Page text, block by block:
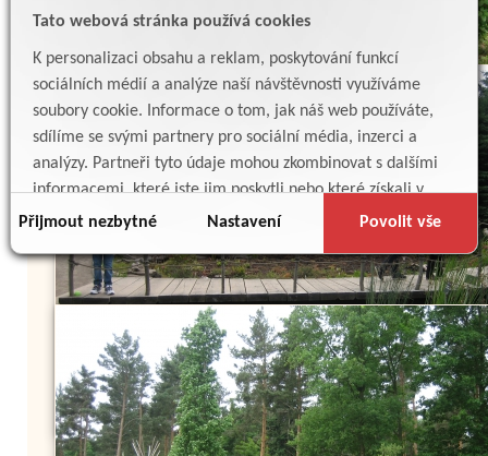
Tato webová stránka používá cookies
K personalizaci obsahu a reklam, poskytování funkcí
sociálních médií a analýze naší návštěvnosti využíváme
soubory cookie. Informace o tom, jak náš web používáte,
sdílíme se svými partnery pro sociální média, inzerci a
analýzy. Partneři tyto údaje mohou zkombinovat s dalšími
informacemi, které jste jim poskytli nebo které získali v
důsledku toho, že používáte jejich služby.
Přijmout nezbytné Nastavení Povolit vše